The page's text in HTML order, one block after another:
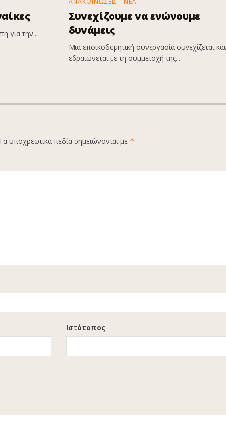
για την...
ΑΝΑΚΟΙΝΩΣΕΙΣ - ΝΕΑ
Συνεχίζουμε να ενώνουμε
δυνάμεις
Μια εποικοδομητική συνεργασία συνεχίζεται και
εδραιώνεται με τη συμμετοχή της...
Τα υποχρεωτικά πεδία σημειώνονται με *
Ιστότοπος